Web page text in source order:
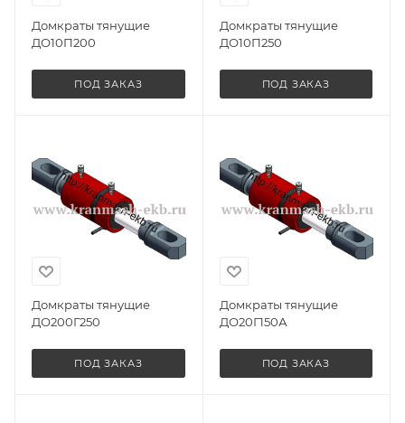
Домкраты тянущие
ДО10П200
ПОД ЗАКАЗ
Домкраты тянущие
ДО10П250
ПОД ЗАКАЗ
Домкраты тянущие
ДО200Г250
ПОД ЗАКАЗ
Домкраты тянущие
ДО20Г150А
ПОД ЗАКАЗ